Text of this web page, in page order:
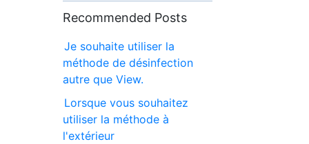
Recommended Posts
Je souhaite utiliser la
méthode de désinfection
autre que View.
Lorsque vous souhaitez
utiliser la méthode à
l'extérieur